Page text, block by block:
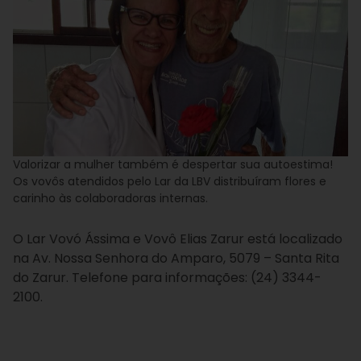
Valorizar a mulher também é despertar sua autoestima!
Os vovôs atendidos pelo Lar da LBV distribuíram flores e
carinho às colaboradoras internas.
O Lar Vovó Ássima e Vovô Elias Zarur está localizado
na Av. Nossa Senhora do Amparo, 5079 – Santa Rita
do Zarur. Telefone para informações: (24) 3344-
2100.